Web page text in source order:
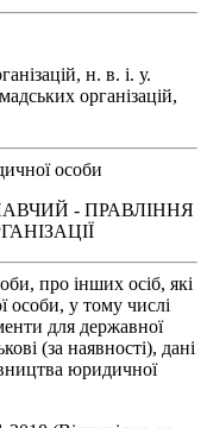
н. в. і. у.
організацій,
особи
- ПРАВЛІННЯ
про інших осіб, які
особи, у тому числі
для державної
(за наявності), дані
юридичної